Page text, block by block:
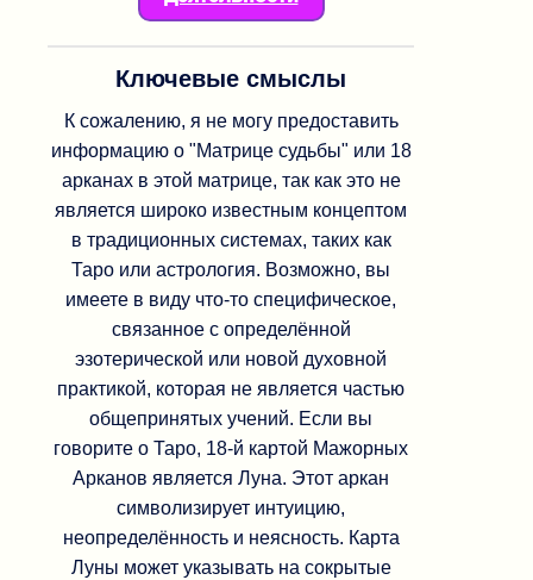
Ключевые смыслы
К сожалению, я не могу предоставить
информацию о "Матрице судьбы" или 18
арканах в этой матрице, так как это не
является широко известным концептом
в традиционных системах, таких как
Таро или астрология. Возможно, вы
имеете в виду что-то специфическое,
связанное с определённой
эзотерической или новой духовной
практикой, которая не является частью
общепринятых учений. Если вы
говорите о Таро, 18-й картой Мажорных
Арканов является Луна. Этот аркан
символизирует интуицию,
неопределённость и неясность. Карта
Луны может указывать на сокрытые